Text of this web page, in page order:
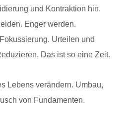
und Kontraktion hin.
Enger werden.
Urteilen und
Das ist so eine Zeit.
Lebens verändern. Umbau,
von Fundamenten.